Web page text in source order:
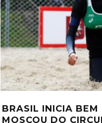
BRASIL INICIA BEM
MOSCOU DO